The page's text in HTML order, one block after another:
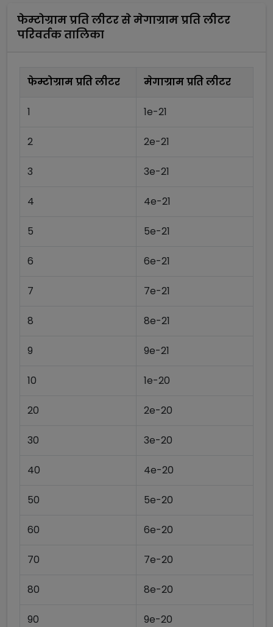
फेम्टोग्राम प्रति लीटरसेमेगाग्राम प्रति लीटर
परिवर्तक तालिका
फेम्टोग्राम प्रति लीटर मेगाग्राम प्रति लीटर
1 1e-21
2 2e-21
3 3e-21
4 4e-21
5 5e-21
6 6e-21
7 7e-21
8 8e-21
9 9e-21
10 1e-20
20 2e-20
30 3e-20
40 4e-20
50 5e-20
60 6e-20
70 7e-20
80 8e-20
90 9e-20